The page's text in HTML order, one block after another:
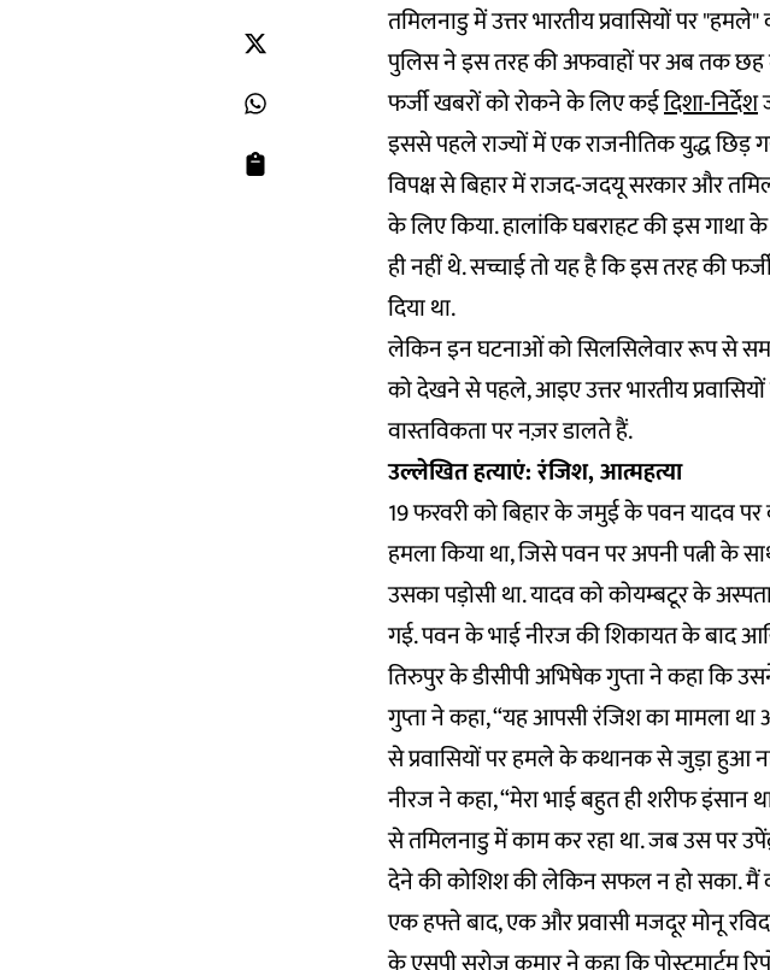
तमिलनाडु में उत्तर भारतीय प्रवासियों पर
पुलिस ने इस तरह की अफवाहों पर अब तक छह
फर्जी खबरों को रोकने के लिए कईदिशा-निर्देश
इससे पहले राज्यों में एक राजनीतिक युद्ध
विपक्ष से बिहार में राजद-जदयू सरकार और
के लिए किया. हालांकि घबराहट की इस
ही नहीं थे. सच्चाई तो यह है कि इस तरह की
दिया था.
लेकिन इन घटनाओं को सिलसिलेवार रूप से
को देखने से पहले, आइए उत्तर भारतीय
वास्तविकता पर नज़र डालते हैं.
उल्लेखित हत्याएं: रंजिश, आत्महत्या
19 फरवरी को बिहार के जमुई के पवन यादव
हमला किया था, जिसे पवन पर अपनी पत्नी के
उसका पड़ोसी था. यादव को कोयम्बटूर के
गई. पवन के भाई नीरज की शिकायत के बाद
तिरुपुर के डीसीपी अभिषेक गुप्ता ने कहा कि
गुप्ता ने कहा, “यह आपसी रंजिश का मामला था
से प्रवासियों पर हमले के कथानक से जुड़ा हुआ
नीरज ने कहा, “मेरा भाई बहुत ही शरीफ
से तमिलनाडु में काम कर रहा था. जब उस पर
देने की कोशिश की लेकिन सफल न हो सका. मैं
एक हफ्ते बाद, एक और प्रवासी मजदूर मोनू